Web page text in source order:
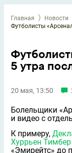
Главная
Новости
Футболисты
5 утра
20 мая, 13:50
Болельщики
и видео с
К примеру,
Хуррьен Тимбер
«Эмирейтс» до